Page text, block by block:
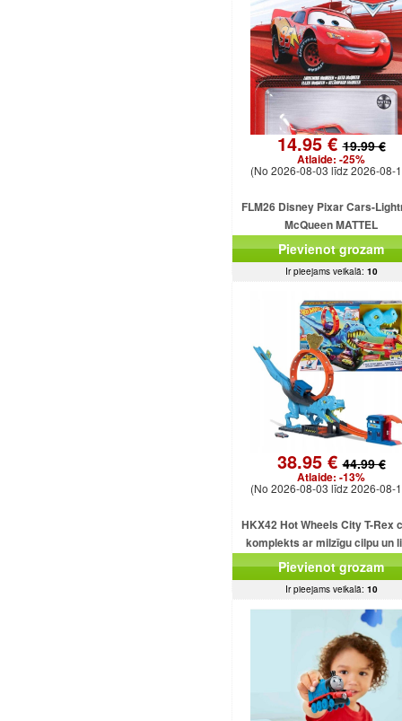
14.95 €19.99 €
Atlaide: -25%
(No 2026-08-03 līdz 2026-08-
FLM26 Disney Pixar Cars-
McQueen MATTEL
Pievienot grozam
Ir pieejams veikalā: 10
38.95 €44.99 €
Atlaide: -13%
(No 2026-08-03 līdz 2026-08-
HKX42 Hot Wheels City T-Rex
komplekts ar milzīgu cilpu un
dinozauru
Pievienot grozam
Ir pieejams veikalā: 10